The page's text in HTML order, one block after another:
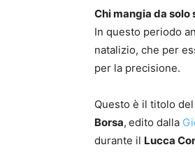
Chi mangia da solo
In questo periodo
natalizio, che per
per la precisione.
Questo è il titolo
Borsa, edito dalla
durante il Lucca